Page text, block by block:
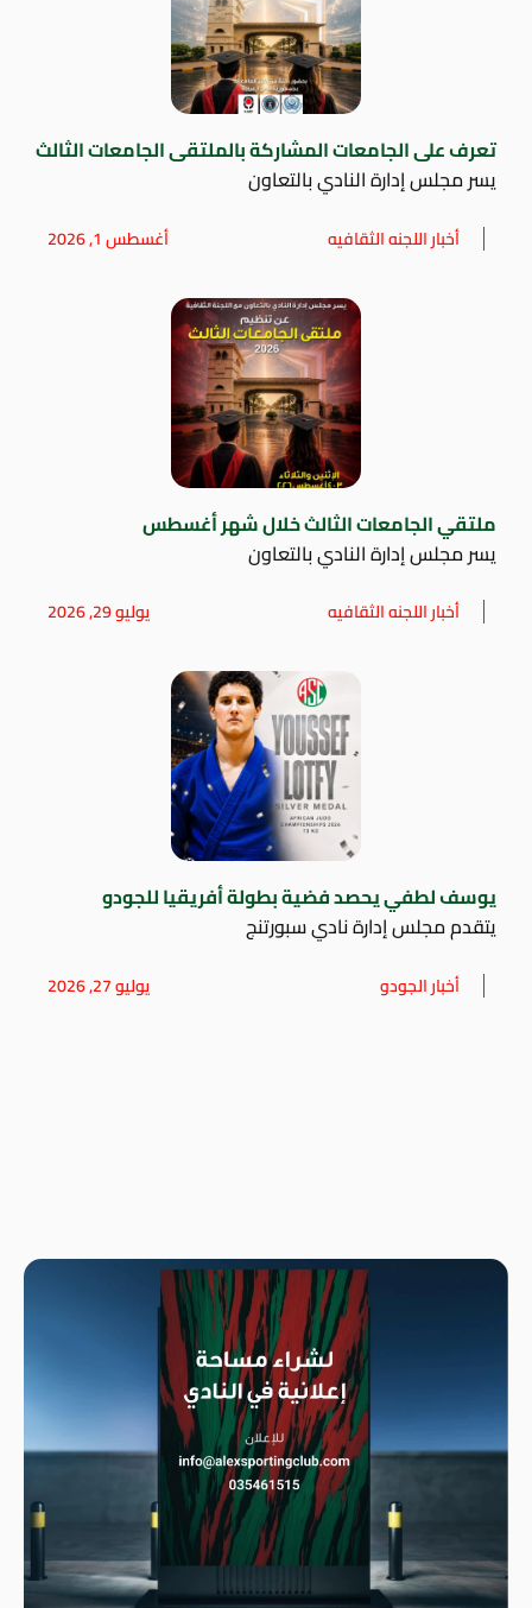
تعرف على الجامعات المشاركة بالملتقى الجامعات الثالث
يسر مجلس إدارة النادي بالتعاون
أخبار اللجنه الثقافيه أغسطس 1, 2026
ملتقي الجامعات الثالث خلال شهر أغسطس
يسر مجلس إدارة النادي بالتعاون
أخبار اللجنه الثقافيه يوليو 29, 2026
يوسف لطفي يحصد فضية بطولة أفريقيا للجودو
يتقدم مجلس إدارة نادي سبورتنج
أخبار الجودو يوليو 27, 2026